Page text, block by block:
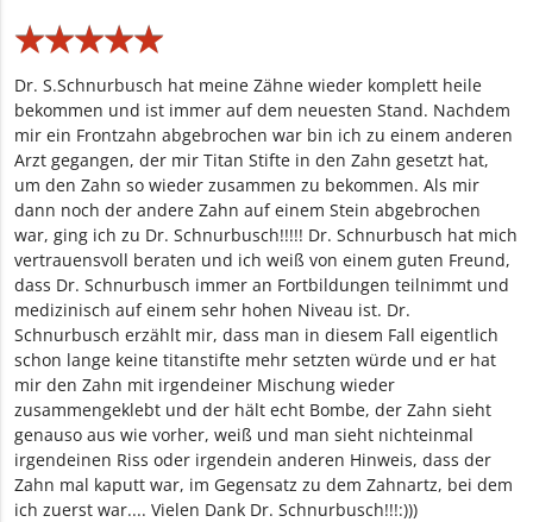
★★★★★
★★★★★
Dr. S.Schnurbusch hat meine Zähne wieder komplett heile
bekommen und ist immer auf dem neuesten Stand. Nachdem
mir ein Frontzahn abgebrochen war bin ich zu einem anderen
Arzt gegangen, der mir Titan Stifte in den Zahn gesetzt hat,
um den Zahn so wieder zusammen zu bekommen. Als mir
dann noch der andere Zahn auf einem Stein abgebrochen
war, ging ich zu Dr. Schnurbusch!!!!! Dr. Schnurbusch hat mich
vertrauensvoll beraten und ich weiß von einem guten Freund,
dass Dr. Schnurbusch immer an Fortbildungen teilnimmt und
medizinisch auf einem sehr hohen Niveau ist. Dr.
Schnurbusch erzählt mir, dass man in diesem Fall eigentlich
schon lange keine titanstifte mehr setzten würde und er hat
mir den Zahn mit irgendeiner Mischung wieder
zusammengeklebt und der hält echt Bombe, der Zahn sieht
genauso aus wie vorher, weiß und man sieht nichteinmal
irgendeinen Riss oder irgendein anderen Hinweis, dass der
Zahn mal kaputt war, im Gegensatz zu dem Zahnartz, bei dem
ich zuerst war.... Vielen Dank Dr. Schnurbusch!!!:)))